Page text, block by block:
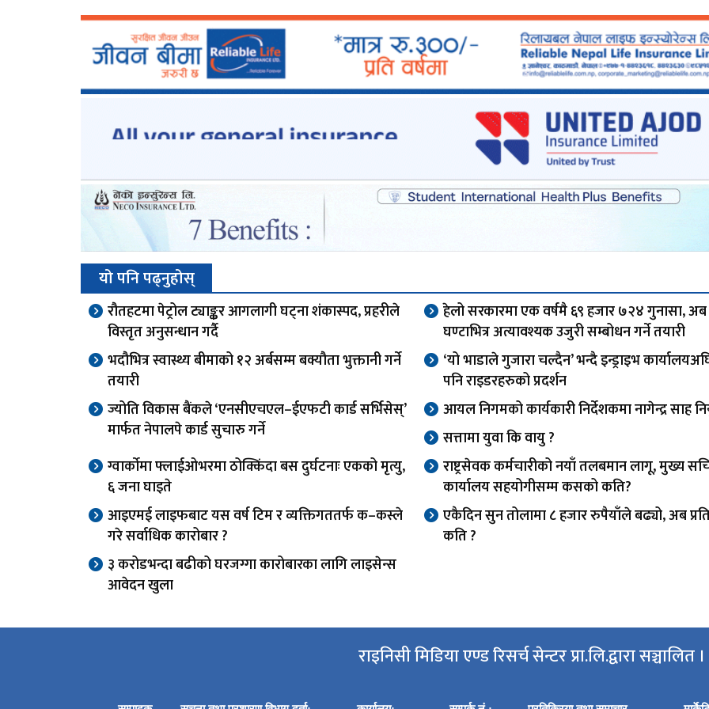
यो पनि पढ्नुहोस्
रौतहटमा पेट्रोल ट्याङ्कर आगलागी घट्ना शंकास्पद, प्रहरीले
विस्तृत अनुसन्धान गर्दै
हेलो सरकारमा एक वर्षमै ६९ हजार ७२४ गुनासा,
घण्टाभित्र अत्यावश्यक उजुरी सम्बोधन गर्ने तयारी
भदौभित्र स्वास्थ्य बीमाको १२ अर्बसम्म बक्यौता भुक्तानी गर्ने
तयारी
‘यो भाडाले गुजारा चल्दैन’ भन्दै इन्ड्राइभ
पनि राइडरहरुको प्रदर्शन
ज्योति विकास बैंकले ‘एनसीएचएल–ईएफटी कार्ड सर्भिसेस्’
मार्फत नेपालपे कार्ड सुचारु गर्ने
आयल निगमको कार्यकारी निर्देशकमा नागेन्द्र साह
सत्तामा युवा कि वायु ?
ग्वार्काेमा फ्लाईओभरमा ठोक्किंदा बस दुर्घटनाः एकको मृत्यु,
६ जना घाइते
राष्ट्रसेवक कर्मचारीको नयाँ तलबमान लागू, मुख्य
कार्यालय सहयोगीसम्म कसको कति?
आइएमई लाइफबाट यस वर्ष टिम र व्यक्तिगततर्फ क–कस्ले
गरे सर्वाधिक कारोबार ?
एकैदिन सुन तोलामा ८ हजार रुपैयाँले बढ्यो, अब
कति ?
३ करोडभन्दा बढीको घरजग्गा कारोबारका लागि लाइसेन्स
आवेदन खुला
राइनिसी मिडिया एण्ड रिसर्च सेन्टर प्रा.लि.द्वारा सञ्चालित ।